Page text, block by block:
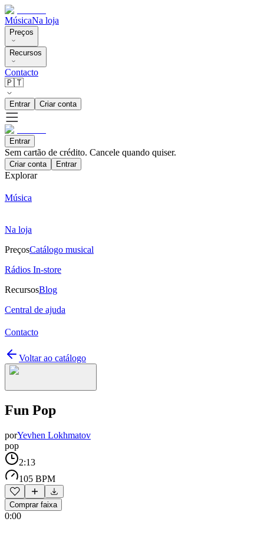
MúsicaNa loja
Preços
Recursos
Contacto
🇵🇹
Entrar Criar conta
Entrar
Sem cartão de crédito. Cancele quando quiser.
Criar conta Entrar
Explorar
Música
Na loja
PreçosCatálogo musical
Rádios In-store
RecursosBlog
Central de ajuda
Contacto
Voltar ao catálogo
Fun Pop
porYevhen Lokhmatov
pop
2:13
105 BPM
Comprar faixa
0:00